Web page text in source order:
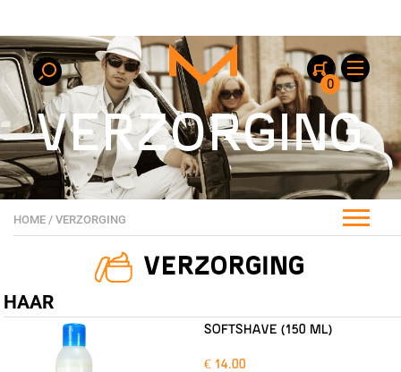
0
VERZORGING
HOME / VERZORGING
VERZORGING
HAAR
SOFTSHAVE (150 ML)
€ 14.00